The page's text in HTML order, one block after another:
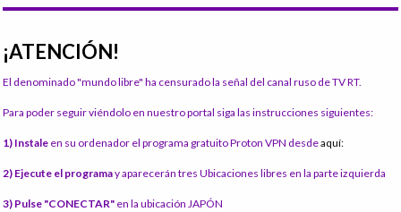
¡ATENCIÓN!
El denominado "mundo libre" ha censurado la señal del canal ruso de TV RT.
Para poder seguir viéndolo en nuestro portal siga las instrucciones siguientes:
1) Instale en su ordenador el programa gratuito Proton VPN desdeaquí:
2) Ejecute el programay aparecerán tres Ubicaciones libres en la parte izquierda
3) Pulse "CONECTAR" en la ubicación JAPÓN